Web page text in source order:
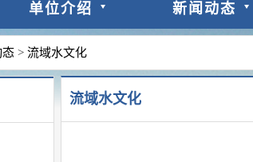
单位介绍 新闻动态
态 > 流域水文化
流域水文化